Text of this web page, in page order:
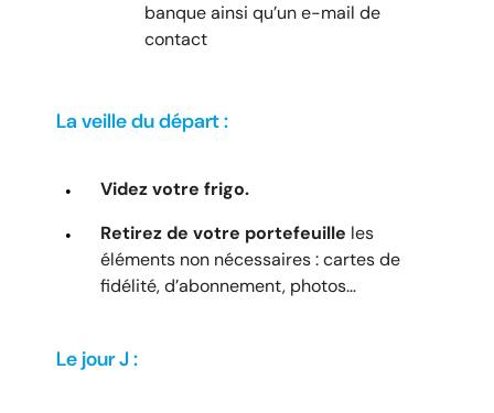
banque ainsi qu’un e-mail de
contact
La veille du départ :
Videz votre frigo.
Retirez de votre portefeuille les
éléments non nécessaires : cartes de
fidélité, d’abonnement, photos…
Le jour J :